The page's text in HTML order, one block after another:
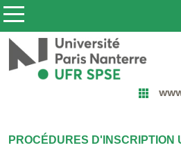
PROCÉDURES D'INSCRIPTION